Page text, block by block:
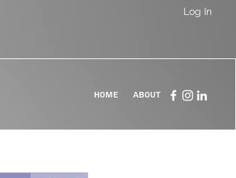
Log In
Home About